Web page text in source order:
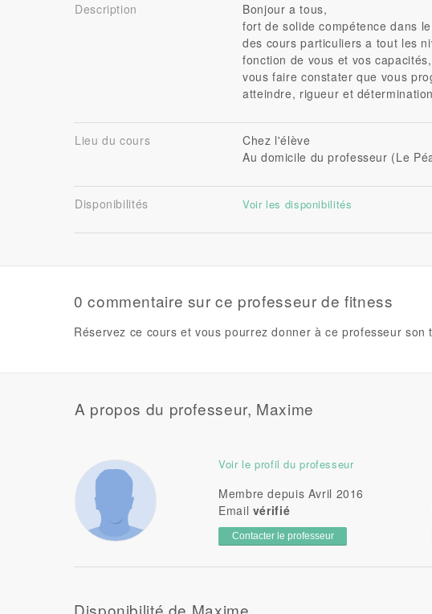
Description
Bonjour a tous,
fort de solide compétence dans
des cours particuliers a tout les
fonction de vous et vos
vous faire constater que vous
atteindre, rigueur et
Lieu du cours
Chez l'élève
Au domicile du professeur (Le
Disponibilités Voir les disponibilités
0 commentaire sur ce professeur de fitness
Réservez ce cours et vous pourrez donner à ce professeur son
A propos du professeur, Maxime
Voir le profil du professeur
Membre depuis Avril 2016
Email vérifié
Contacter le professeur
Disponibilité de Maxime